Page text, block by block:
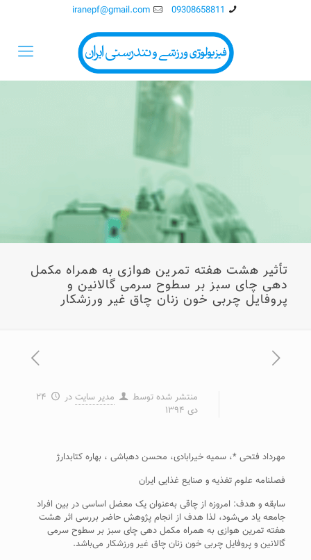
09308658811
iranepf@gmail.com
تأثیر هشت هفته تمرین هوازی به همراه مکمل
دهی چای سبز بر سطوح سرمی گالانین و
پروفایل چربی خون زنان چاق غیر ورزشکار
منتشر شده توسط مدیر سایت در
۲۴
دی ۱۳۹۴
مهرداد فتحی *، سمیه خیرابادی، محسن دهباشی ، بهاره کتابدارژ
فصلنامه علوم تغذیه و صنایع غذایی ایران
سابقه و هدف: امروزه از چاقی به‌عنوان یک معضل اساسی در بین افراد
جامعه یاد می‌شود، ‌لذا هدف از انجام پژوهش حاضر بررسی اثر هشت
هفته تمرین هوازی به همراه مکمل دهی چای سبز بر سطوح سرمی
گالانین و پروفایل چربی خون زنان چاق غیر ورزشکار می‌باشد.